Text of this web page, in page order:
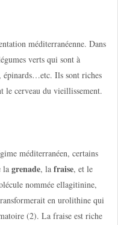
méditerranéenne. Dans
verts qui sont à
épinards…etc. Ils sont riches
le cerveau du vieillissement.
méditerranéen, certains
lagrenade, lafraise, et le
nommée ellagitinine,
en urolithine qui
(2). La fraise est riche